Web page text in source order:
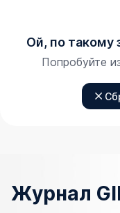
Ой, по такому
Попробуйте
Журнал